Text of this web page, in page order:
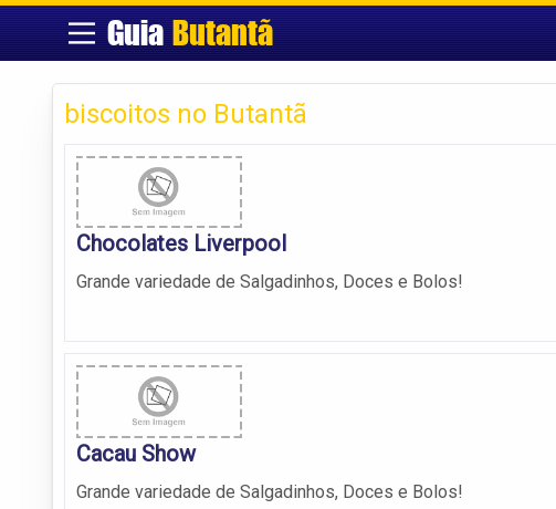
GuiaButantã
biscoitos no Butantã
Chocolates Liverpool
Grande variedade de Salgadinhos, Doces e Bolos!
Cacau Show
Grande variedade de Salgadinhos, Doces e Bolos!